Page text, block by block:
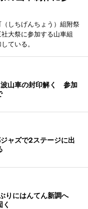
しちげんちょう）組附祭
大祭に参加する山車組
ている。
山車の封印解く 参加
ャズで2ステージに出
りにはんてん新調へ